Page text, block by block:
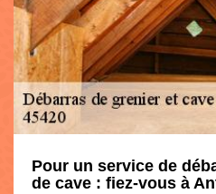
Pour un service de
de cave : fiez-vous à